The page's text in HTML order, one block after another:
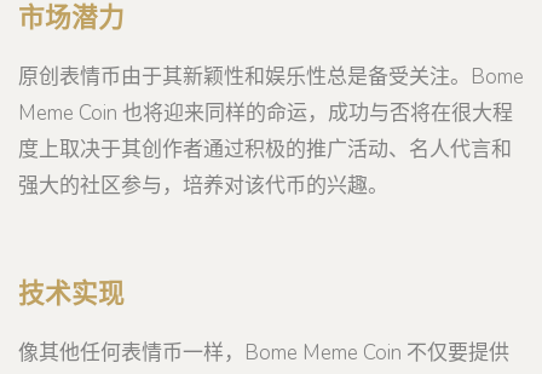
市场潜力
原创表情币由于其新颖性和娱乐性总是备受关注。Bome
Meme Coin 也将迎来同样的命运，成功与否将在很大程
度上取决于其创作者通过积极的推广活动、名人代言和
强大的社区参与，培养对该代币的兴趣。
技术实现
像其他任何表情币一样，Bome Meme Coin 不仅要提供